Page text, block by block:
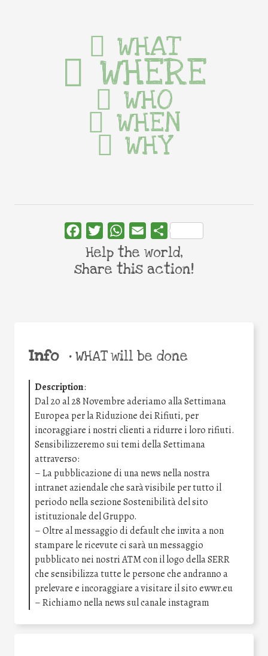
Info •WHAT will be done
Description:
Dal 20 al 28 Novembre aderiamo alla Settimana
Europea per la Riduzione dei Rifiuti, per
incoraggiare i nostri clienti a ridurre i loro rifiuti.
Sensibilizzeremo sui temi della Settimana
attraverso:
– La pubblicazione di una news nella nostra
intranet aziendale che sarà visibile per tutto il
periodo nella sezione Sostenibilità del sito
istituzionale del Gruppo.
– Oltre al messaggio di default che invita a non
stampare le ricevute ci sarà un messaggio
pubblicato nei nostri ATM con il logo della SERR
che sensibilizza tutte le persone che andranno a
prelevare e incoraggiare a visitare il sito ewwr.eu
– Richiamo nella news sul canale instagram
WHAT
WHERE
WHO
WHEN
WHY
FacebookTwitterWhatsApp
Email Share
Help the world,
share this action!